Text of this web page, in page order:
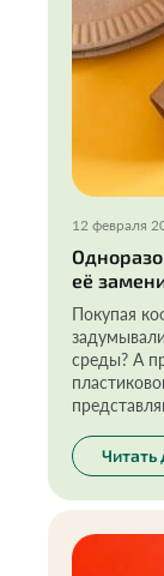
12 февраля
её
Покупая
среды? А
каждым
продуктов.
предлагаю
Читать